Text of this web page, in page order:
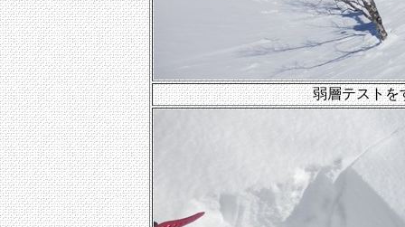
弱層テストを